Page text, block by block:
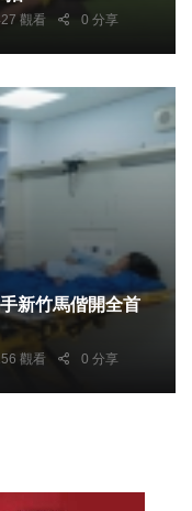
觀看 0 分享
觀看 0 分享